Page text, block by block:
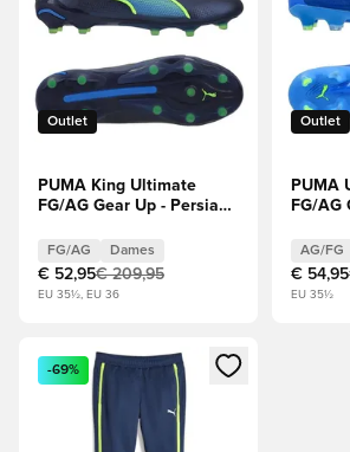
Outlet
PUMA King Ultimate
FG/AG Gear Up - Persian
FG/AG Dames
€ 52,95€ 209,95
EU 35½, EU 36
Outlet
PUMA
FG/AG
AG/FG
€ 54,95
EU 35½
Opent een venster om in te loggen of
-69%